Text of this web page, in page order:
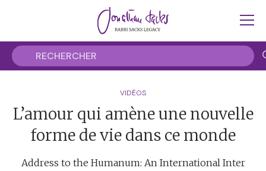
VIDÉOS
L’amour qui amène une nouvelle
forme de vie dans ce monde
Address to the Humanum: An International Inter